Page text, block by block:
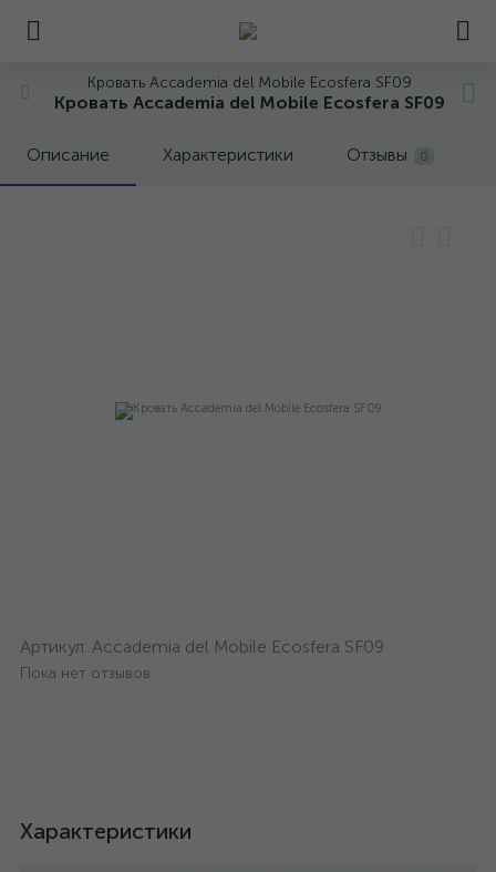
Кровать Accademia del Mobile Ecosfera SF09
Кровать Accademia del Mobile Ecosfera SF09
Описание Характеристики Отзывы 0
Артикул: Accademia del Mobile Ecosfera SF09
Пока нет отзывов
Характеристики